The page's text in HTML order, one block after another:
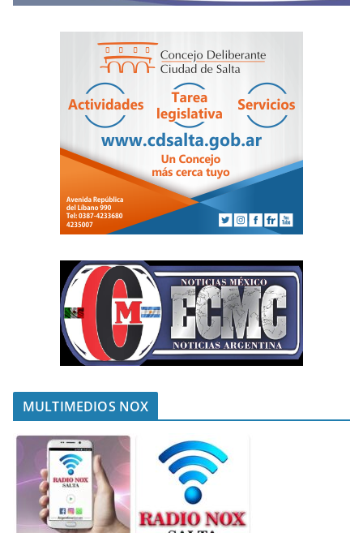
MULTIMEDIOS NOX